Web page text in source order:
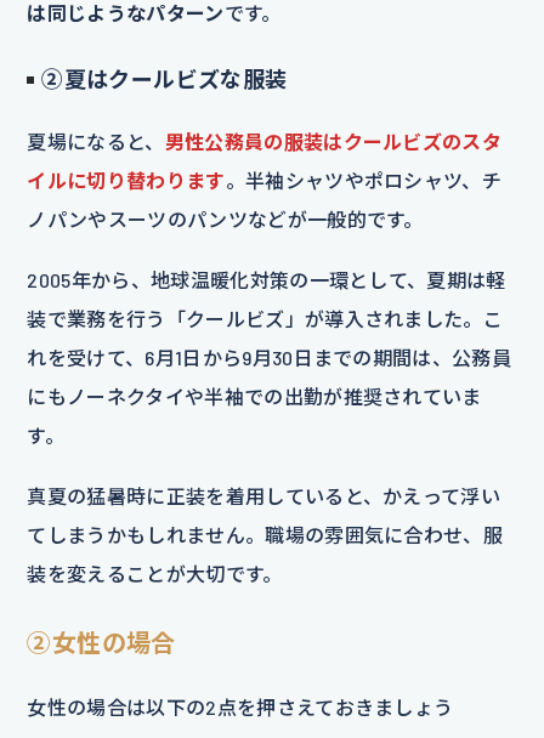
は同じようなパターンです。
②夏はクールビズな服装
夏場になると、 男性公務員の服装はクールビズのスタ
イルに切り替わります。半袖シャツやポロシャツ、チ
ノパンやスーツのパンツなどが一般的です。
2005年から、地球温暖化対策の一環として、夏期は軽
装で業務を行う「クールビズ」が導入されました。こ
れを受けて、6月1日から9月30日までの期間は、公務員
にもノーネクタイや半袖での出勤が推奨されていま
す。
真夏の猛暑時に正装を着用していると、かえって浮い
てしまうかもしれません。職場の雰囲気に合わせ、服
装を変えることが大切です。
②女性の場合
女性の場合は以下の2点を押さえておきましょう